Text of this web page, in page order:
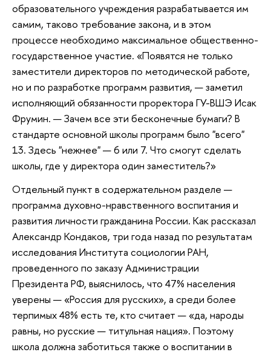
образовательного учреждения разрабатывается им
самим, таково требование закона, и в этом
процессе необходимо максимальное общественно-
государственное участие. «Появятся не только
заместители директоров по методической работе,
но и по разработке программ развития, — заметил
исполняющий обязанности проректора ГУ-ВШЭ Исак
Фрумин. — Зачем все эти бесконечные бумаги? В
стандарте основной школы программ было "всего"
13. Здесь "нежнее" — 6 или 7. Что смогут сделать
школы, где у директора один заместитель?»
Отдельный пункт в содержательном разделе —
программа духовно-нравственного воспитания и
развития личности гражданина России. Как рассказал
Александр Кондаков, три года назад по результатам
исследования Института социологии РАН,
проведенного по заказу Администрации
Президента РФ, выяснилось, что 47% населения
уверены — «Россия для русских», а среди более
терпимых 48% есть те, кто считает — «да, народы
равны, но русские — титульная нация». Поэтому
школа должна заботиться также о воспитании в